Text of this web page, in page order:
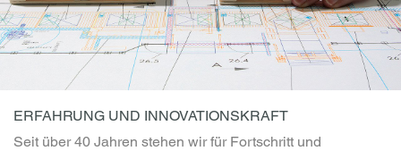
ERFAHRUNG UND INNOVATIONSKRAFT
Seit über 40 Jahren stehen wir für Fortschritt und